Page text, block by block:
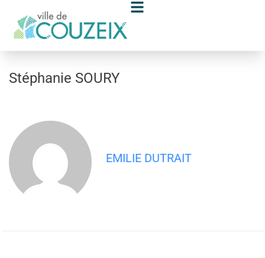
Stéphanie SOURY
EMILIE DUTRAIT